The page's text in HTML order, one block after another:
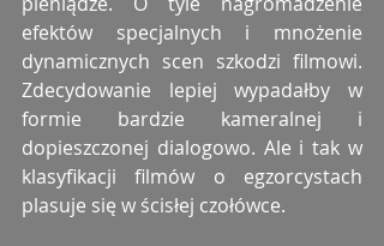
efektów specjalnych i mnożenie
dynamicznych scen szkodzi filmowi.
Zdecydowanie lepiej wypadałby w
formie bardzie kameralnej i
dopieszczonej dialogowo. Ale i tak w
klasyfikacji filmów o egzorcystach
plasuje się w ścisłej czołówce.